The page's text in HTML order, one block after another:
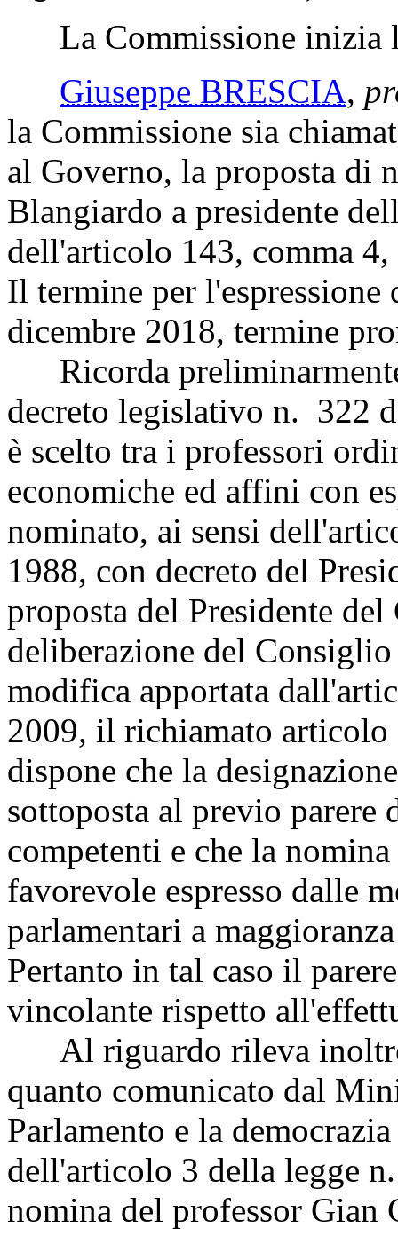
La Commissione inizia
Giuseppe BRESCIA,
la Commissione sia
al Governo, la proposta di
Blangiardo a presidente
dell'articolo 143, comma
Il termine per l'espressione
dicembre 2018, termine
Ricorda
decreto legislativo n. 322
è scelto tra i professori
economiche ed affini con
nominato, ai sensi
1988, con decreto del
proposta del Presidente
deliberazione del
modifica apportata
2009, il richiamato
dispone che la
sottoposta al previo
competenti e che la
favorevole espresso dalle
parlamentari a
Pertanto in tal caso il
vincolante rispetto
Al riguardo rileva
quanto comunicato dal
Parlamento e la
dell'articolo 3 della legge
nomina del professor Gian